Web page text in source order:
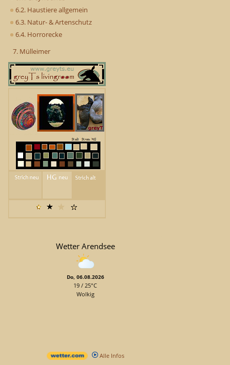
6.2. Haustiere allgemein
6.3. Natur- & Artenschutz
6.4. Horrorecke
7. Mülleimer
Wetter Arendsee
Do, 06.08.2026
19 / 25°C
Wolkig
Alle Infos